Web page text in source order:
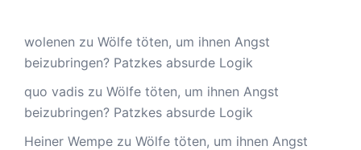
wolenen zu Wölfe töten, um ihnen Angst
beizubringen? Patzkes absurde Logik
quo vadis zu Wölfe töten, um ihnen Angst
beizubringen? Patzkes absurde Logik
Heiner Wempe zu Wölfe töten, um ihnen Angst